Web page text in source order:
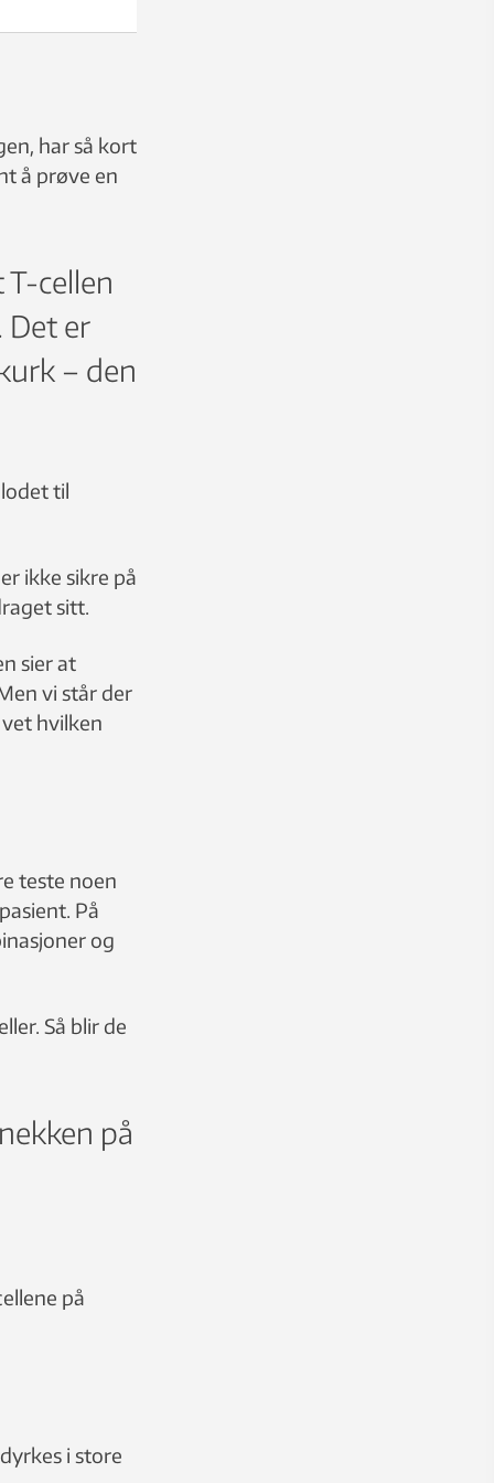
har så kort
å prøve en
cellen
Det er
– den
til
ikke sikre på
sitt.
sier at
vi står der
hvilken
teste noen
På
og
Så blir de
på
på
i store